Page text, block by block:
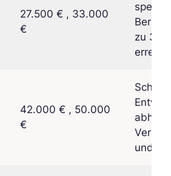
27.500 € , 33.000
€
zu
42.000 € , 50.000
€
und